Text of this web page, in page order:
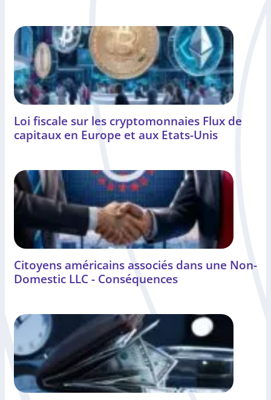
Loi fiscale sur les cryptomonnaies Flux de
capitaux en Europe et aux Etats-Unis
Citoyens américains associés dans une Non-
Domestic LLC - Conséquences